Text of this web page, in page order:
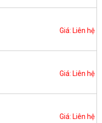
Giá: Liên hệ
Giá: Liên hệ
Giá: Liên hệ